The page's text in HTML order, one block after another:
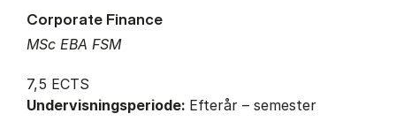
MSc EBA FSM
Corporate Finance
7,5 ECTS
Undervisningsperiode: Efterår – semester